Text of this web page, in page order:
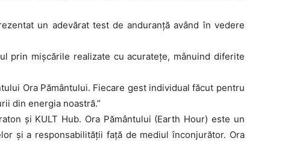
un adevărat test de anduranță având în vedere
prin mișcările realizate cu acuratețe, mânuind diferite
Ora Pământului. Fiecare gest individual făcut pentru
din energia noastră.”
și KULT Hub. Ora Pământului (Earth Hour) este un
și a responsabilității față de mediul înconjurător. Ora